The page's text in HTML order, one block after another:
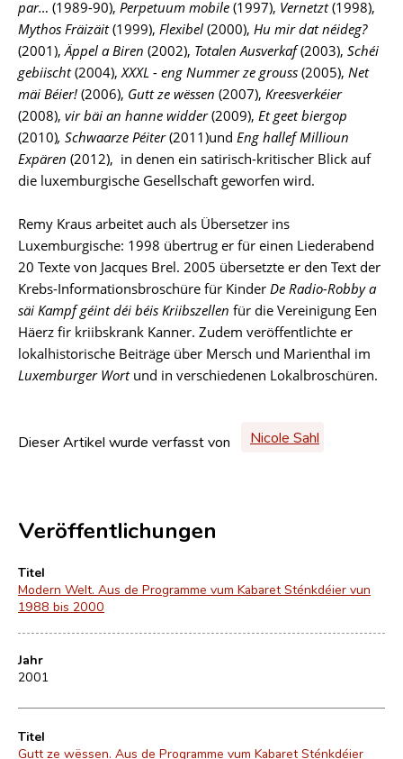
par… (1989-90), Perpetuum mobile (1997), Vernetzt(1998),
Mythos Fräizäit(1999), Flexibel (2000), Hu mir dat néideg?
(2001),Äppel a Biren (2002), Totalen Ausverkaf(2003), Schéi
gebiischt(2004), XXXL - eng Nummer ze grouss (2005), Net
mäi Béier! (2006), Gutt ze wëssen (2007), Kreesverkéier
(2008), vir bäi an hanne widder(2009), Et geet biergop
(2010), Schwaarze Péiter(2011)und Eng hallef Millioun
Expären (2012), in denen ein satirisch-kritischer Blick auf
die luxemburgische Gesellschaft geworfen wird.
Remy Kraus arbeitet auch als Übersetzer ins
Luxemburgische: 1998 übertrug er für einen Liederabend
20 Texte von Jacques Brel. 2005 übersetzte er den Text der
Krebs-Informationsbroschüre für Kinder De Radio-Robby a
säi Kampf géint déi béis Kriibszellen für die Vereinigung Een
Häerz fir kriibskrank Kanner. Zudem veröffentlichte er
lokalhistorische Beiträge über Mersch und Marienthal im
Luxemburger Wortund in verschiedenen Lokalbroschüren.
Dieser Artikel wurde verfasst von Nicole Sahl
Veröffentlichungen
Titel
Modern Welt. Aus de Programme vum Kabaret Sténkdéier vun
1988 bis 2000
Jahr
2001
Titel
Gutt ze wëssen. Aus de Programme vum Kabaret Sténkdéier